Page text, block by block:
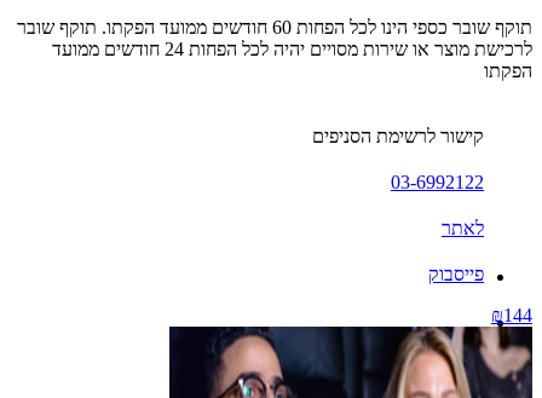
תוקף שובר כספי הינו לכל הפחות 60 חודשים ממועד הפקתו. תוקף שובר
לרכישת מוצר או שירות מסויים יהיה לכל הפחות 24 חודשים ממועד
הפקתו
קישור לרשימת הסניפים
03-6992122
לאתר
פייסבוק
₪144